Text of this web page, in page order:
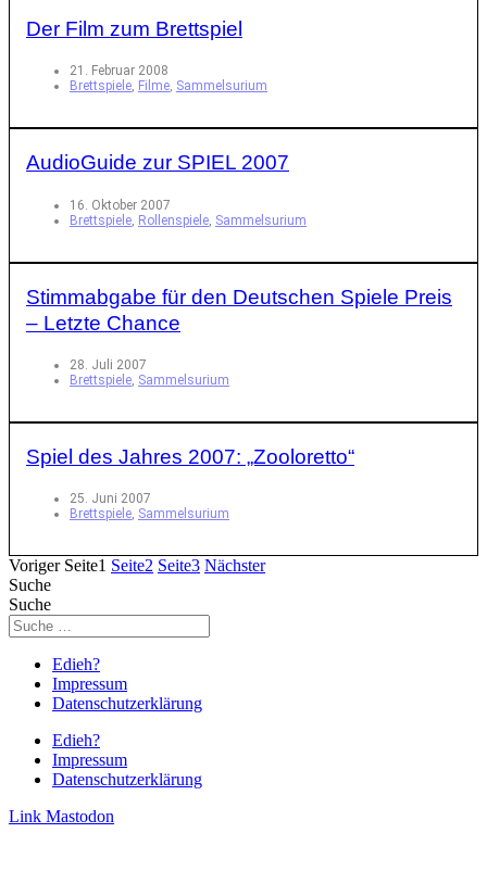
Der Film zum Brettspiel
21. Februar 2008
Brettspiele, Filme, Sammelsurium
AudioGuide zur SPIEL 2007
16. Oktober 2007
Brettspiele Rollenspiele Sammelsurium
Stimmabgabe für den Deutschen Spiele Preis
– Letzte Chance
28. Juli 2007
Brettspiele, Sammelsurium
Spiel des Jahres 2007: „Zooloretto“
25. Juni 2007
Brettspiele, Sammelsurium
Voriger Seite1 Seite2 Seite3 Nächster
Suche
Suche
Edieh?
Impressum
Datenschutzerklärung
Edieh?
Impressum
Datenschutzerklärung
Link Mastodon